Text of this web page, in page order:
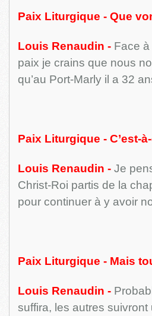
Paix Liturgique - Que
Louis Renaudin -Face à
paix je crains que nous
qu’au Port-Marly il a 32
Paix Liturgique - C’est-
Louis Renaudin -Je
Christ-Roi partis de la
pour continuer à y avoir
Paix Liturgique - Mais
Louis Renaudin -
suffira, les autres